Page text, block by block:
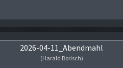
2026-04-11_Abendmahl
(Harald Borisch)